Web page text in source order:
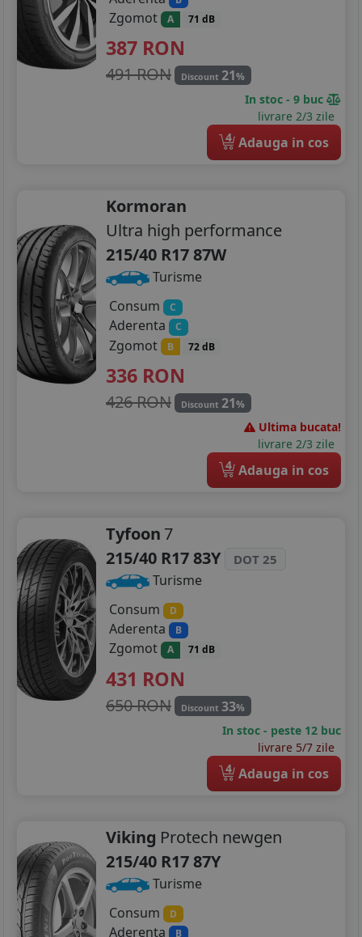
Zgomot A 71 dB
387 RON
491 RON Discount 21%
In stoc - 9 buc
livrare 2/3 zile
4 Adauga in cos
Kormoran
Ultra high performance
215/40 R17 87W
Turisme
Consum
C
Aderenta C
Zgomot B 72 dB
336 RON
426 RON Discount 21%
Ultima bucata!
livrare 2/3 zile
4 Adauga in cos
Tyfoon 7
215/40 R17 83Y
DOT 25
Turisme
Consum
D
Aderenta B
Zgomot A 71 dB
431 RON
650 RON Discount 33%
In stoc - peste 12 buc
livrare 5/7 zile
4 Adauga in cos
Viking Protech newgen
215/40 R17 87Y
Turisme
Consum
D
Aderenta B